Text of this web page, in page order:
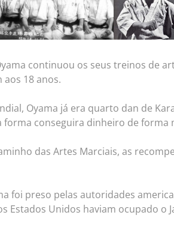
continuou os seus treinos de
aos 18 anos.
Oyama já era quarto dan de
forma conseguira dinheiro de
das Artes Marciais, as
foi preso pelas autoridades
Estados Unidos haviam ocupado o